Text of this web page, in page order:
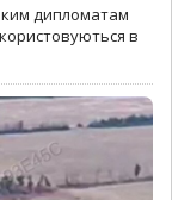
дипломатам
в